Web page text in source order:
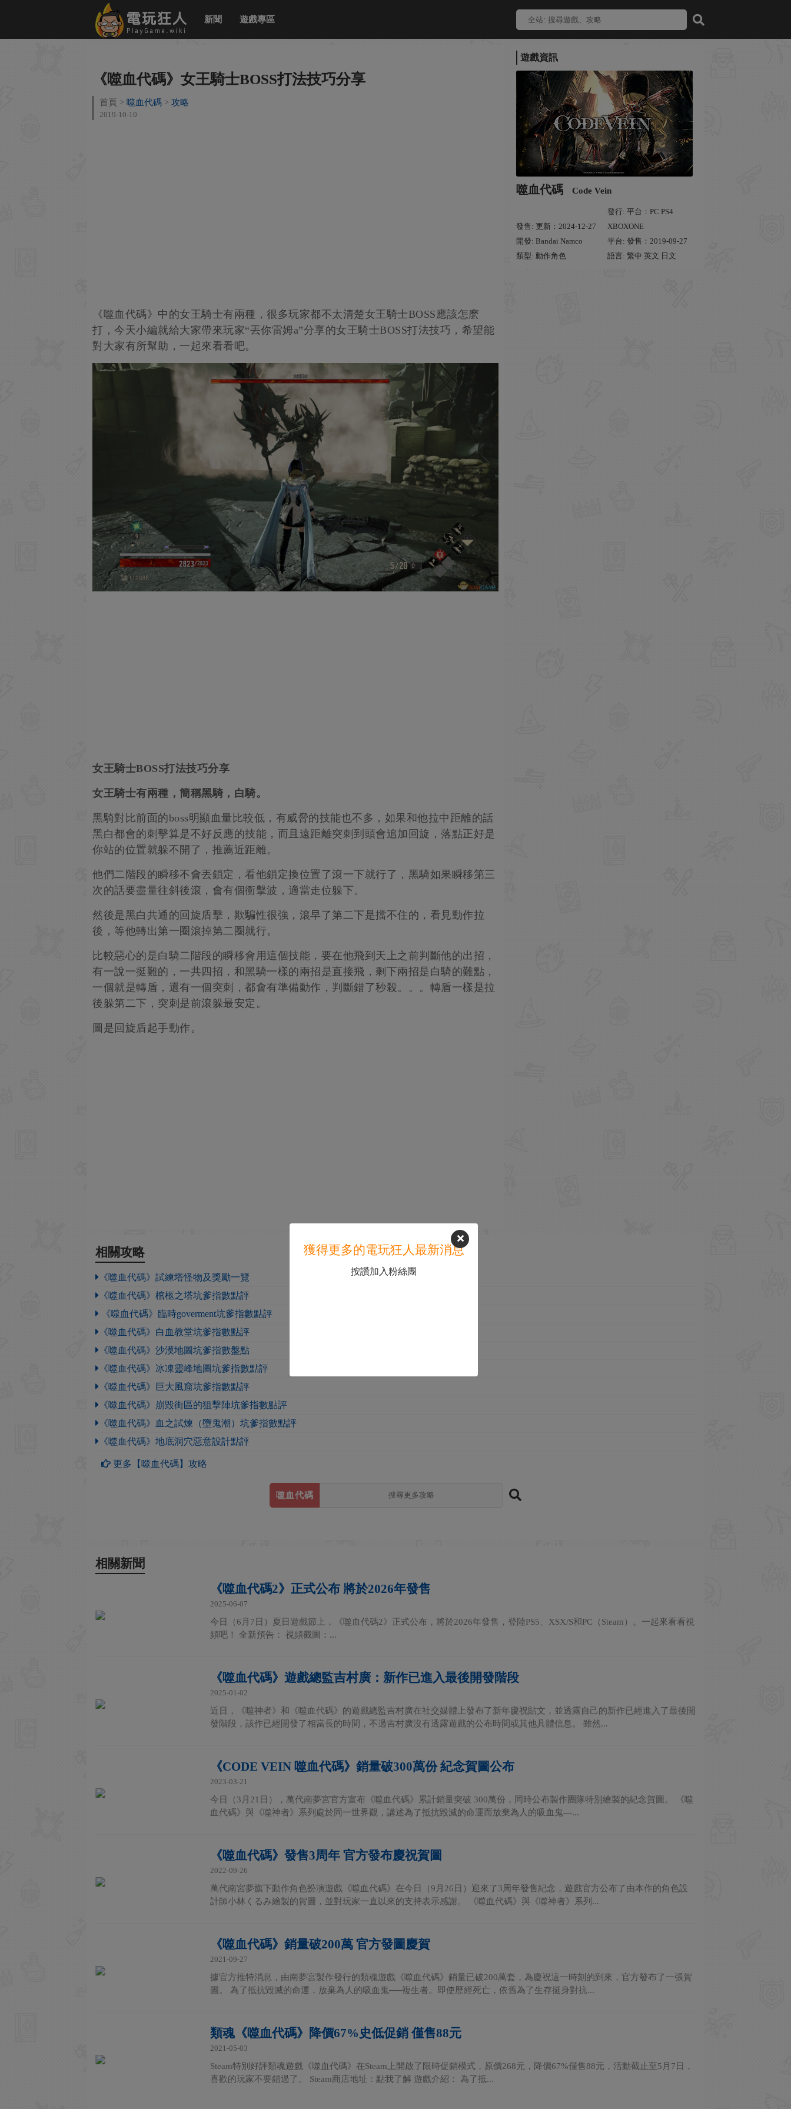
新聞 遊戲專區
遊戲資訊
噬血代碼 Code Vein
發售: 更新：2024-12-27
發行: 平台：PC PS4
XBOXONE
開發: Bandai Namco
平台: 發售：2019-09-27
類型: 動作角色
語言: 繁中 英文 日文
《噬血代碼》女王騎士BOSS打法技巧分享
首頁 噬血代碼 攻略
2019-10-10
《噬血代碼》中的女王騎士有兩種，很多玩家都不太清楚女王騎士BOSS應該怎麽
打，今天小編就給大家帶來玩家“丟你雷姆a”分享的女王騎士BOSS打法技巧，希望能
對大家有所幫助，一起來看看吧。
女王騎士BOSS打法技巧分享
女王騎士有兩種，簡稱黑騎，白騎。
黑騎對比前面的boss明顯血量比較低，有威脅的技能也不多，如果和他拉中距離的話
黑白都會的刺擊算是不好反應的技能，而且遠距離突刺到頭會追加回旋，落點正好是
你站的位置就躲不開了，推薦近距離。
他們二階段的瞬移不會丟鎖定，看他鎖定換位置了滾一下就行了，黑騎如果瞬移第三
次的話要盡量往斜後滾，會有個衝擊波，適當走位躲下。
然後是黑白共通的回旋盾擊，欺騙性很強，滾早了第二下是擋不住的，看見動作拉
後，等他轉出第一圈滾掉第二圈就行。
比較惡心的是白騎二階段的瞬移會用這個技能，要在他飛到天上之前判斷他的出招，
有一說一挺難的，一共四招，和黑騎一樣的兩招是直接飛，剩下兩招是白騎的難點，
一個就是轉盾，還有一個突刺，都會有準備動作，判斷錯了秒殺。。。轉盾一樣是拉
後躲第二下，突刺是前滾躲最安定。
圖是回旋盾起手動作。
相關攻略
《噬血代碼》試練塔怪物及獎勵一覽
《噬血代碼》棺柩之塔坑爹指數點評
《噬血代碼》臨時goverment坑爹指數點評
《噬血代碼》白血教堂坑爹指數點評
《噬血代碼》沙漠地圖坑爹指數盤點
《噬血代碼》冰凍靈峰地圖坑爹指數點評
《噬血代碼》巨大風窟坑爹指數點評
《噬血代碼》崩毀街區的狙擊陣坑爹指數點評
《噬血代碼》血之試煉（墮鬼潮）坑爹指數點評
《噬血代碼》地底洞穴惡意設計點評
更多【噬血代碼】攻略
噬血代碼
相關新聞
《噬血代碼2》正式公布 將於2026年發售
2025-06-07
今日（6月7日）夏日遊戲節上，《噬血代碼2》正式公布，將於2026年發售，登陸PS5、XSX/S和PC（Steam）。一起來看看視
頻吧！ 全新預告： 視頻截圖：...
《噬血代碼》遊戲總監吉村廣：新作已進入最後開發階段
2025-01-02
近日，《噬神者》和《噬血代碼》的遊戲總監吉村廣在社交媒體上發布了新年慶祝貼文，並透露自己的新作已經進入了最後開
發階段，該作已經開發了相當長的時間，不過吉村廣沒有透露遊戲的公布時間或其他具體信息。 雖然...
《CODE VEIN 噬血代碼》銷量破300萬份 紀念賀圖公布
2023-03-21
今日（3月21日），萬代南夢宮官方宣布《噬血代碼》累計銷量突破 300萬份，同時公布製作團隊特別繪製的紀念賀圖。 《噬
血代碼》與《噬神者》系列處於同一世界觀，講述為了抵抗毀滅的命運而放棄為人的吸血鬼—...
《噬血代碼》發售3周年 官方發布慶祝賀圖
2022-09-26
萬代南宮夢旗下動作角色扮演遊戲《噬血代碼》在今日（9月26日）迎來了3周年發售紀念，遊戲官方公布了由本作的角色設
計師小林くるみ繪製的賀圖，並對玩家一直以來的支持表示感謝。 《噬血代碼》與《噬神者》系列...
《噬血代碼》銷量破200萬 官方發圖慶賀
2021-09-27
據官方推特消息，由南夢宮製作發行的類魂遊戲《噬血代碼》銷量已破200萬套，為慶祝這一時刻的到來，官方發布了一張賀
圖。 為了抵抗毀滅的命運，放棄為人的吸血鬼──複生者。即使歷經死亡，依舊為了生存挺身對抗...
類魂《噬血代碼》降價67%史低促銷 僅售88元
2021-05-03
Steam特別好評類魂遊戲《噬血代碼》在Steam上開啟了限時促銷模式，原價268元，降價67%僅售88元，活動截止至5月7日，
喜歡的玩家不要錯過了。 Steam商店地址：點我了解 遊戲介紹： 為了抵...
獲得更多的電玩狂人最新消息
按讚加入粉絲團